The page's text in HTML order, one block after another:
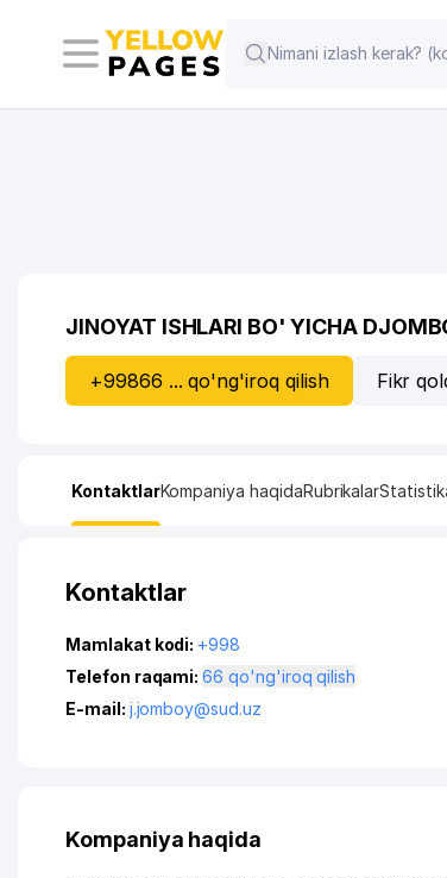
JINOYAT ISHLARI BO' YICHA
+99866 ... qo'ng'iroq qilish Fikr
KontaktlarKompaniya haqidaRubrikalar
Kontaktlar
Mamlakat kodi: +998
Telefon raqami:
66 qo'ng'iroq qilish
E-mail: j.jomboy@sud.uz
Kompaniya haqida